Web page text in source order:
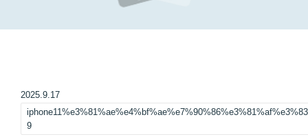
2025.9.17
9